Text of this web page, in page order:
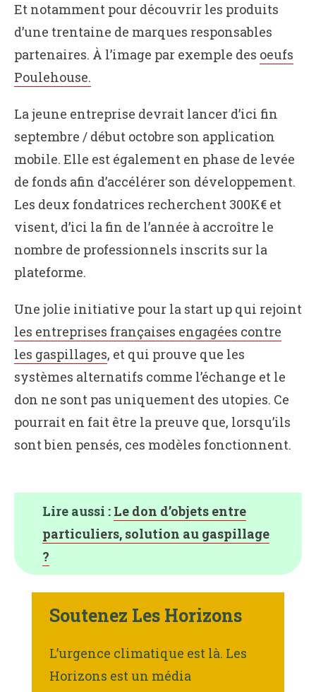
Et notamment pour découvrir les produits
d’une trentaine de marques responsables
partenaires. À l’image par exemple des oeufs
Poulehouse.
La jeune entreprise devrait lancer d’ici fin
septembre / début octobre son application
mobile. Elle est également en phase de levée
de fonds afin d’accélérer son développement.
Les deux fondatrices recherchent 300K€ et
visent, d’ici la fin de l’année à accroître le
nombre de professionnels inscrits sur la
plateforme.
Une jolie initiative pour la start up qui rejoint
les entreprises françaises engagées contre
les gaspillages, et qui prouve que les
systèmes alternatifs comme l’échange et le
don ne sont pas uniquement des utopies. Ce
pourrait en fait être la preuve que, lorsqu’ils
sont bien pensés, ces modèles fonctionnent.
Lire aussi : Le don d’objets entre
particuliers, solution au gaspillage
?
Soutenez Les Horizons
L’urgence climatique est là. Les
Horizons est un média